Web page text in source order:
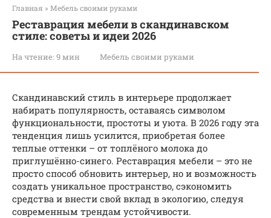
Главная » Мебель своими руками
Реставрация мебели в скандинавском
стиле: советы и идеи 2026
На чтение: 9 мин Мебель своими руками
Скандинавский стиль в интерьере продолжает
набирать популярность, оставаясь символом
функциональности, простоты и уюта. В 2026 году эта
тенденция лишь усилится, приобретая более
теплые оттенки – от топлёного молока до
приглушённо-синего. Реставрация мебели – это не
просто способ обновить интерьер, но и возможность
создать уникальное пространство, сэкономить
средства и внести свой вклад в экологию, следуя
современным трендам устойчивости.